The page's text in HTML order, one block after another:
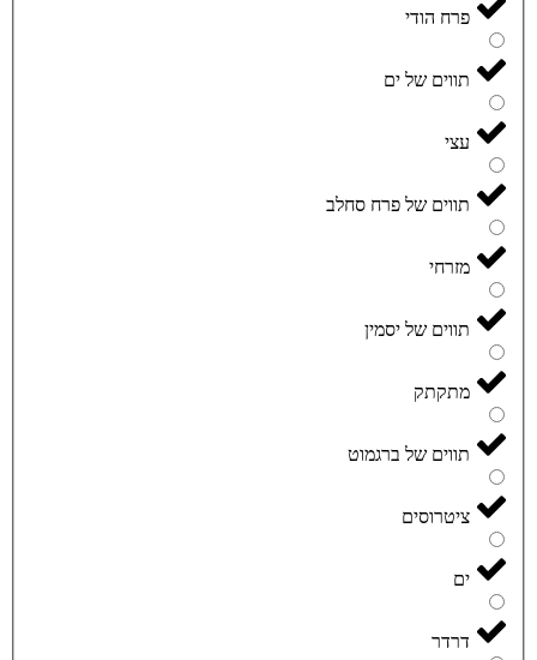
פרח הודי
תווים של ים
עצי
תווים של פרח סחלב
מזרחי
תווים של יסמין
מתקתק
תווים של ברגמוט
ציטרוסים
ים
דרדר